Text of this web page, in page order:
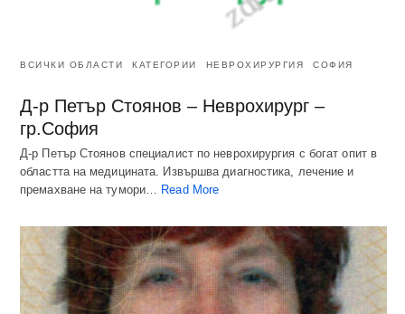
ВСИЧКИ ОБЛАСТИ КАТЕГОРИИ НЕВРОХИРУРГИЯ СОФИЯ
Д-р Петър Стоянов – Неврохирург –
гр.София
Д-р Петър Стоянов специалист по неврохирургия с богат опит в
областта на медицината. Извършва диагностика, лечение и
премахване на тумори…
Read More